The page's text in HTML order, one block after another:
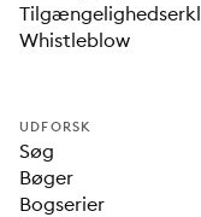
Whistleblow
UDFORSK
Søg
Bøger
Bogserier